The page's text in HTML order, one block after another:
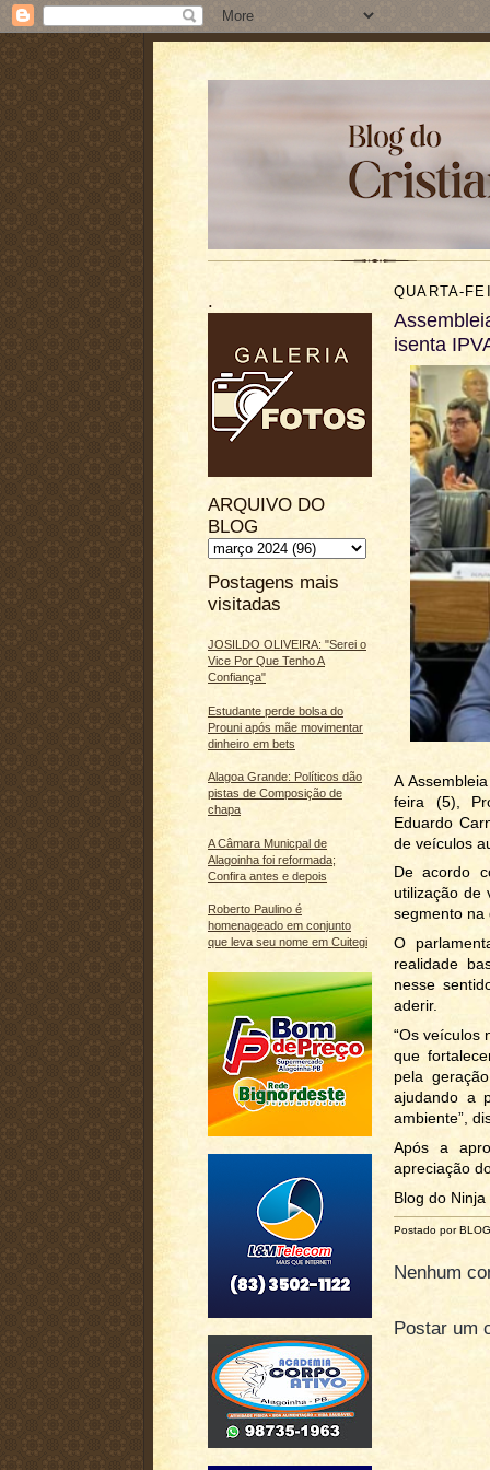
.
ARQUIVO DO
BLOG
Postagens mais
visitadas
JOSILDO OLIVEIRA: "Serei o
Vice Por Que Tenho A
Confiança"
Estudante perde bolsa do
Prouni após mãe movimentar
dinheiro em bets
Alagoa Grande: Políticos dão
pistas de Composição de
chapa
A Câmara Municpal de
Alagoinha foi reformada;
Confira antes e depois
Roberto Paulino é
homenageado em conjunto
que leva seu nome em Cuitegi
QUARTA-
isenta
A
feira (5),
Eduardo
de veículos
De acordo
utilização de
segmento na
O
realidade
nesse
aderir.
“Os veículos
que
pela
ajudando a
ambiente”,
Após a
apreciação
Blog do Ninja
Postado por
Nenhum
Postar um